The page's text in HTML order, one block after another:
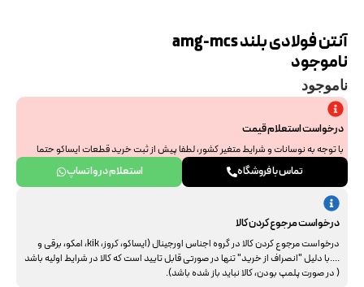
آنتن فولادی بلند amg-mcs
ناموجود
ناموجود
درخواست استعلام قیمت
با توجه به نوسانات و شرایط متغیر کشور، لطفا پیش از ثبت خرید قطعات ایساکو حتما
جهت استعلام نهایی با ما هماهنگ فرمایید. از همراهی و درک شما سپاسگزاریم.
تماس با فروشگاه استعلام در واتساپ
درخواست مرجوع کردن کالا
درخواست مرجوع کردن کالا در گروه اجناس اورجینال (ایساکو، کروز، kik، امکو، برقی و
....با دلیل "انصراف از خرید" تنها در صورتی قابل تایید است که کالا در شرایط اولیه باشد
( در صورت پلمپ بودن، کالا نباید باز شده باشد).